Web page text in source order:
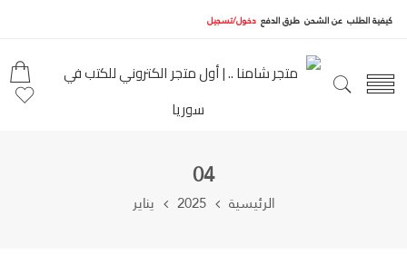
كيفية الطلب عن الشحن طرق الدفع دخول/تسجيل
04
الرئيسية 2025 يناير